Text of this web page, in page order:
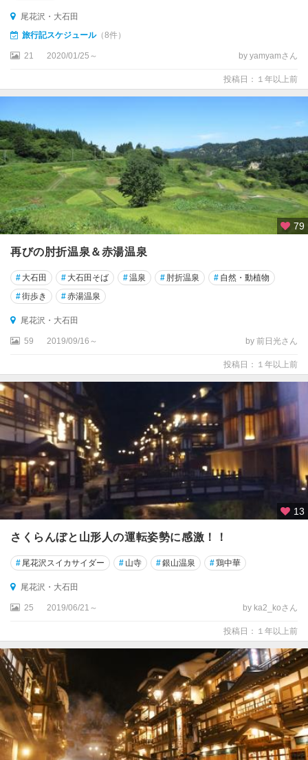
尾花沢・大石田
旅行記スケジュール（8件）
21 2020/01/25～ by yamyamさん
投稿日：１年以上前
79
再びの肘折温泉＆赤湯温泉
# 大石田 # 大石田そば #温泉 # 肘折温泉 # 自然・動植物
#街歩き #赤湯温泉
尾花沢・大石田
59 2019/09/16～ by 前日光さん
投稿日：１年以上前
13
さくらんぼと山形人の運転姿勢に感激！！
# 尾花沢スイカサイダー # 山寺 #銀山温泉 #鶏中華
尾花沢・大石田
25 2019/06/21～ by ka2_koさん
投稿日：１年以上前